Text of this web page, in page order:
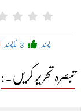
پسند ناپسند
تبصرہ تحریر کریں۔: